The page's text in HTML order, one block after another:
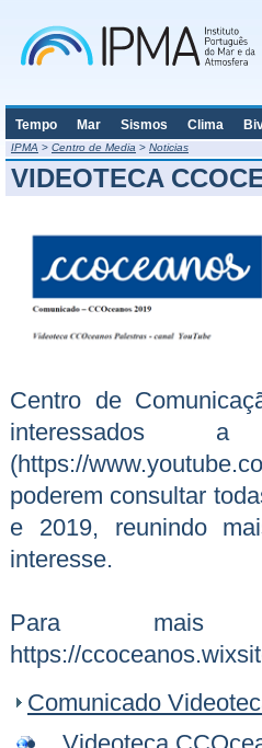
Tempo Mar Sismos Clima
IPMA > Centro de Media > Noticias
VIDEOTECA
Centro de
interessados
(https://
poderem consultar
e 2019, reunindo
interesse.
Para mais
https://
Comunicado